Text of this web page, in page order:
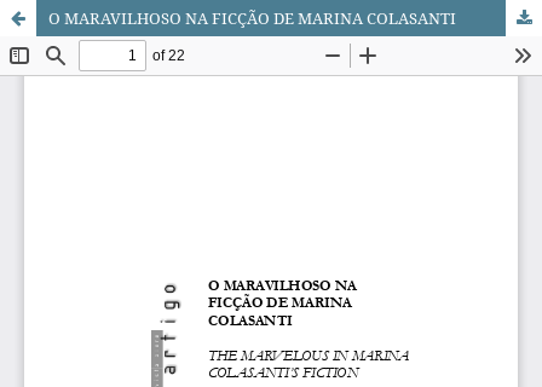
O MARAVILHOSO NA FICÇÃO DE MARINA COLASANTI